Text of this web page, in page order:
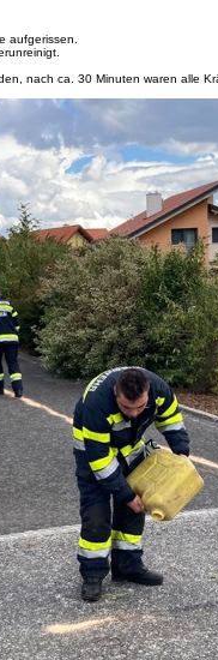
aufgerissen.
nach ca. 30 Minuten waren alle